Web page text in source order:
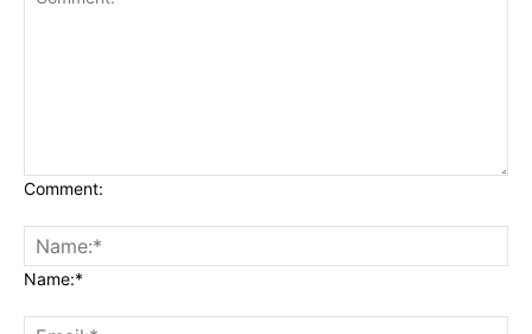
Comment:
Name:*